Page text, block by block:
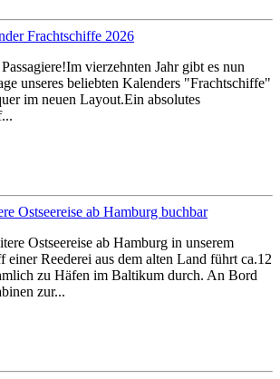
Frachtschiffe 2026
vierzehnten Jahr gibt es nun
unseres beliebten Kalenders "Frachtschiffe"
im neuen Layout.Ein absolutes
Ostseereise ab Hamburg buchbar
Ostseereise ab Hamburg in unserem
einer Reederei aus dem alten Land führt ca.12
zu Häfen im Baltikum durch. An Bord
zur...